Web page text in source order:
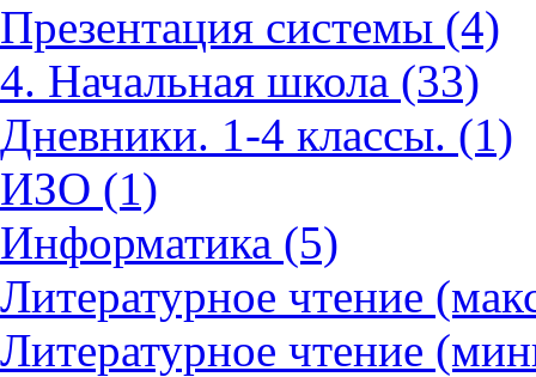
Презентация системы (4)
4. Начальная школа (33)
Дневники. 1-4 классы. (1)
ИЗО (1)
Информатика (5)
Литературное чтение
Литературное чтение